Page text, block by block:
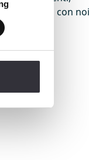
e festeggia con